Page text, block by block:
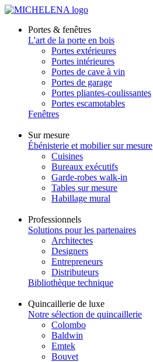
Portes & fenêtres
L'art de la porte en bois
Portes extérieures
Portes intérieures
Portes de cave à vin
Portes de garage
Portes pliantes-coulissantes
Portes escamotables
Fenêtres
Sur mesure
Ébénisterie et mobilier sur mesure
Cuisines
Bureaux exécutifs
Garde-robes walk-in
Tables sur mesure
Habillage mural
Professionnels
Solutions pour les partenaires
Architectes
Designers
Entrepreneurs
Distributeurs
Bibliothèque technique
Quincaillerie de luxe
Notre sélection de quincaillerie
Colombo
Baldwin
Emtek
Bouvet